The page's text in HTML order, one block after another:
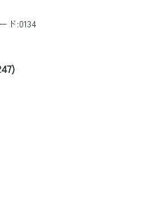
ド:0134